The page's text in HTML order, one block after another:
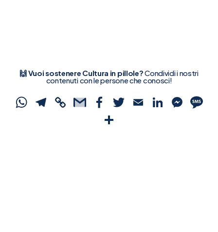
🙌 Vuoi sostenere Cultura in pillole?Condividi i nostri
contenuti con le persone che conosci!
WhatsApp
Telegram
CopyGmailFacebook
Twitter
Email